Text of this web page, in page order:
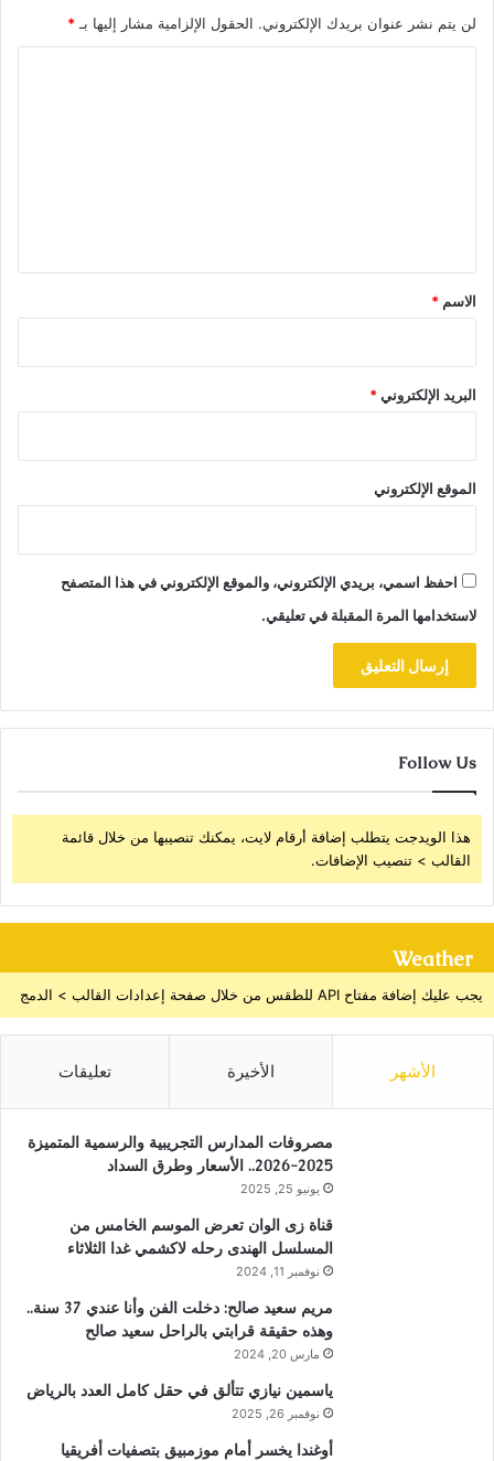
لن يتم نشر عنوان بريدك الإلكتروني. الحقول الإلزامية مشار إليها بـ *
*
الاسم *
البريد الإلكتروني*
الموقع الإلكتروني
احفظ اسمي، بريدي الإلكتروني، والموقع الإلكتروني في هذا المتصفح
لاستخدامها المرة المقبلة في تعليقي.
Follow Us
هذا الويدجت يتطلب إضافة أرقام لايت، يمكنك تنصيبها من خلال قائمة
القالب > تنصيب الإضافات.
Weather
يجب عليك إضافة مفتاح API للطقس من خلال صفحة إعدادات القالب > الدمج
الأشهر الأخيرة تعليقات
مصروفات المدارس التجريبية والرسمية المتميزة
2025-2026.. الأسعار وطرق السداد
يونيو 25, 2025
قناة زى الوان تعرض الموسم الخامس من
المسلسل الهندى رحله لاكشمي غدا الثلاثاء
نوفمبر 11, 2024
مريم سعيد صالح: دخلت الفن وأنا عندي 37 سنة..
وهذه حقيقة قرابتي بالراحل سعيد صالح
مارس 20, 2024
ياسمين نيازي تتألق في حقل كامل العدد بالرياض
نوفمبر 26, 2025
أوغندا يخسر أمام موزمبيق بتصفيات أفريقيا